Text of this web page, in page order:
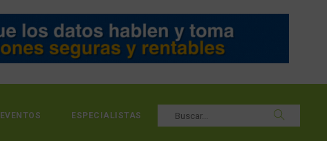
EVENTOS ESPECIALISTAS